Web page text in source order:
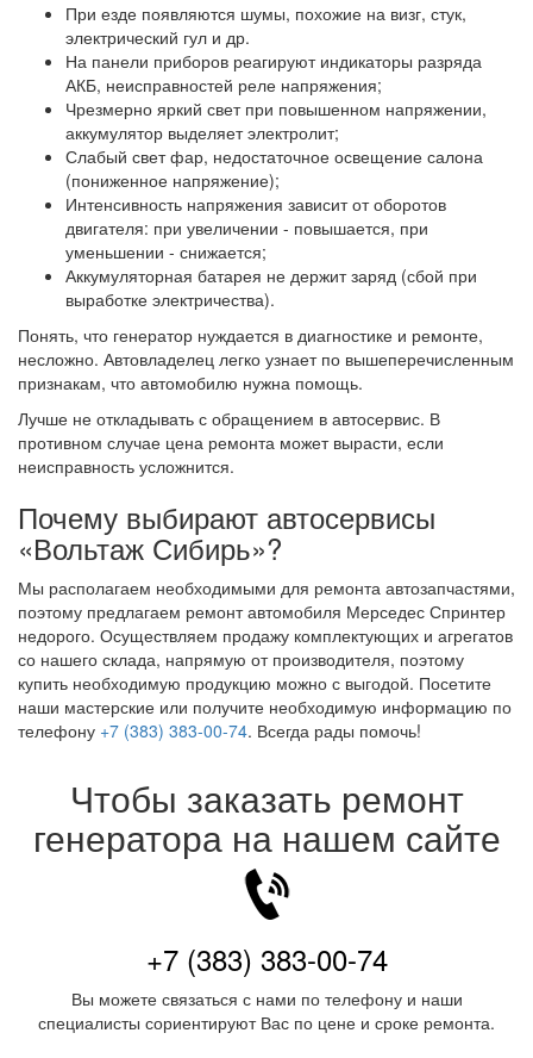
При езде появляются шумы, похожие на визг, стук,
электрический гул и др.
На панели приборов реагируют индикаторы разряда
АКБ, неисправностей реле напряжения;
Чрезмерно яркий свет при повышенном напряжении,
аккумулятор выделяет электролит;
Слабый свет фар, недостаточное освещение салона
(пониженное напряжение);
Интенсивность напряжения зависит от оборотов
двигателя: при увеличении - повышается, при
уменьшении - снижается;
Аккумуляторная батарея не держит заряд (сбой при
выработке электричества).
Понять, что генератор нуждается в диагностике и ремонте,
несложно. Автовладелец легко узнает по вышеперечисленным
признакам, что автомобилю нужна помощь.
Лучше не откладывать с обращением в автосервис. В
противном случае цена ремонта может вырасти, если
неисправность усложнится.
Почему выбирают автосервисы
«Вольтаж Сибирь»?
Мы располагаем необходимыми для ремонта автозапчастями,
поэтому предлагаем ремонт автомобиля Мерседес Спринтер
недорого. Осуществляем продажу комплектующих и агрегатов
со нашего склада, напрямую от производителя, поэтому
купить необходимую продукцию можно с выгодой. Посетите
наши мастерские или получите необходимую информацию по
телефону +7 (383) 383-00-74. Всегда рады помочь!
Чтобы заказать ремонт
генератора на нашем сайте
+7 (383) 383-00-74
Вы можете связаться с нами по телефону и наши
специалисты сориентируют Вас по цене и сроке ремонта.